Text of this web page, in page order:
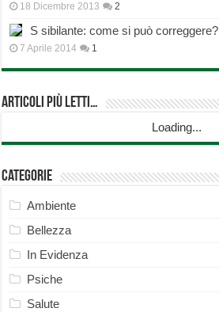
18 Dicembre 2013 2
S sibilante: come si può correggere?
7 Aprile 2014 1
Articoli più Letti…
Loading...
Categorie
Ambiente
Bellezza
In Evidenza
Psiche
Salute